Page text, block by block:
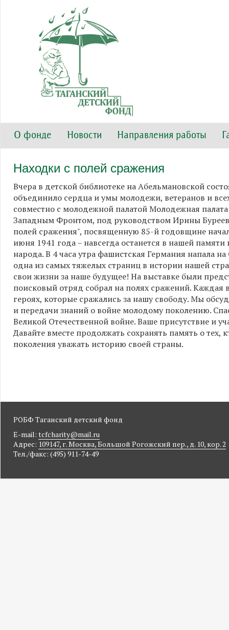
О фонде Новости Направления работы
Находки с полей сражения
Вчера в детской библиотеке на Абельмановской
объединило сердца и умы молодежи, ветеранов и
совместно с молодежной палатой Молодежная
Западным Фронтом, под руководством Ирины
полей сражения", посвященную 85-й годовщине
июня 1941 года – навсегда останется в нашей
народа. В 4 часа утра фашистская Германия напала
одна из самых тяжелых страниц в истории нашей
свои жизни за наше будущее! На выставке были
поисковый отряд собрал на полях сражений. Каждая
героях, которые сражались за нашу свободу. Мы
и передачи знаний о войне молодому поколению.
Великой Отечественной войне. Ваше присутствие и
Давайте вместе продолжать сохранять память о
поколения уважать историю своей страны.
РОБФ Таганский детский фонд
E-mail: tcfcharity@mail.ru
Адрес: 109147, г. Москва, Большой Рогожский пер., д. 10, кор. 2
Тел./факс: (495) 911-74-49